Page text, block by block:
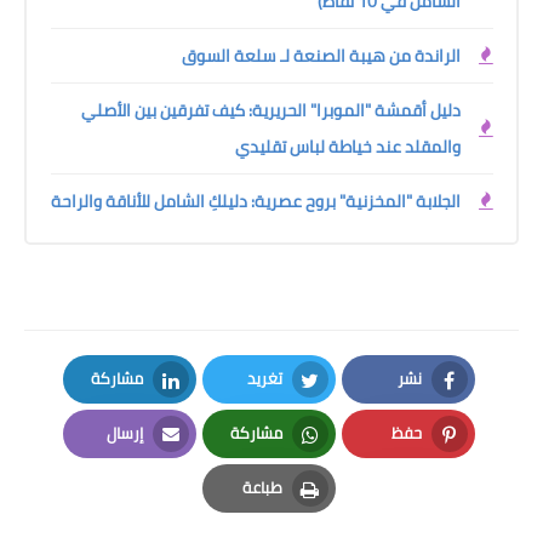
الراندة من هيبة الصنعة لـ سلعة السوق
دليل أقمشة "الموبرا" الحريرية: كيف تفرقين بين الأصلي
والمقلد عند خياطة لباس تقليدي
الجلابة "المخزنية" بروح عصرية: دليلكِ الشامل للأناقة والراحة
نشر
Facebook
تغريد
Twitter
مشاركة
LinkedIn
حفظ
Pinterest
مشاركة
Whatsapp
إرسال
Email
طباعة
Print